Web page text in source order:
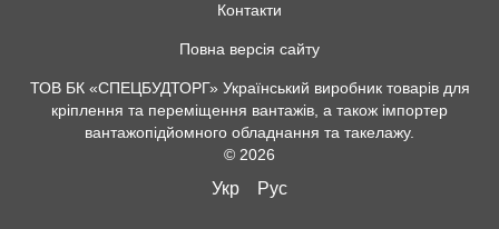
Контакти
Повна версія сайту
ТОВ БК «СПЕЦБУДТОРГ» Український виробник товарів для
кріплення та переміщення вантажів, а також імпортер
вантажопідйомного обладнання та такелажу.
© 2026
Укр Рус